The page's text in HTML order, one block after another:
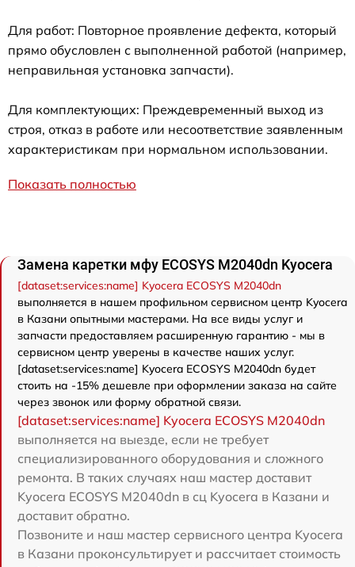
Для работ: Повторное проявление дефекта, который
прямо обусловлен с выполненной работой (например,
неправильная установка запчасти).
Для комплектующих: Преждевременный выход из
строя, отказ в работе или несоответствие заявленным
характеристикам при нормальном использовании.
Показать полностью
Замена каретки мфу ECOSYS M2040dn Kyocera
[dataset:services:name] Kyocera ECOSYS M2040dn
выполняется в нашем профильном сервисном центр Kyocera
в Казани опытными мастерами. На все виды услуг и
запчасти предоставляем расширенную гарантию - мы в
сервисном центр уверены в качестве наших услуг.
[dataset:services:name] Kyocera ECOSYS M2040dn будет
стоить на -15% дешевле при оформлении заказа на сайте
через звонок или форму обратной связи.
[dataset:services:name] Kyocera ECOSYS M2040dn
выполняется на выезде, если не требует
специализированного оборудования и сложного
ремонта. В таких случаях наш мастер доставит
Kyocera ECOSYS M2040dn в сц Kyocera в Казани и
доставит обратно.
Позвоните и наш мастер сервисного центра Kyocera
в Казани проконсультирует и рассчитает стоимость